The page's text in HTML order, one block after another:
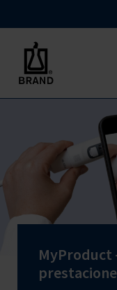
MyProduct